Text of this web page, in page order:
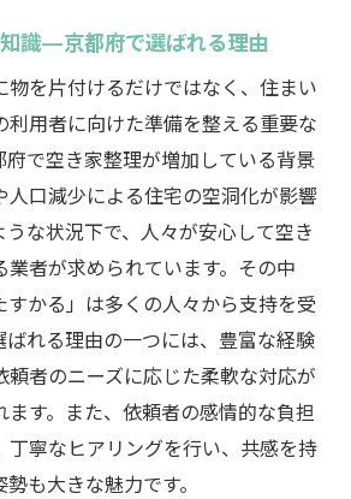
が抱える心理的負担とは
することで得られる安心感
たすかるのサポート体制
考慮した空き家整理の進め方
担を軽減するための具体策
—安心した空き家整理の実例
家整理を迅速かつ丁寧に進める
を効率化するためのステップ
められる空き家整理のポイント
たすかるの迅速対応の秘密
の迅速な空き家整理事例紹介
識—京都府で選ばれる理由
物を片付けるだけではなく、住まい
利用者に向けた準備を整える重要な
府で空き家整理が増加している背景
人口減少による住宅の空洞化が影響
うな状況下で、人々が安心して空き
者が求められています。その中
すかる」は多くの人々から支持を受
ばれる理由の一つには、豊富な経験
頼者のニーズに応じた柔軟な対応が
ます。また、依頼者の感情的な負担
丁寧なヒアリングを行い、共感を持
も大きな魅力です。